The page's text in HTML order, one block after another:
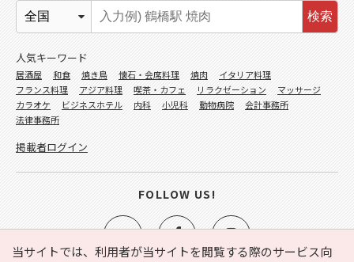
当サイトでは、利用者が当サイトを閲覧する際のサービス向
検索
人気キーワード
居酒屋 和食 焼き鳥 懐石・会席料理 焼肉
イタリア料理
フランス料理
アジア料理 喫茶・カフェ リラクゼーション
マッサージ
カラオケ
ビジネスホテル 内科 小児科 動物病院
会計事務所
法律事務所
掲載者ログイン
FOLLOW US!